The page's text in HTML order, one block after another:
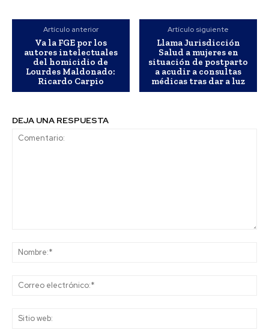
Artículo anterior
Va la FGE por los
autores intelectuales
del homicidio de
Lourdes Maldonado:
Ricardo Carpio
Artículo siguiente
Llama Jurisdicción
Salud a mujeres en
situación de postparto
a acudir a consultas
médicas tras dar a luz
DEJA UNA RESPUESTA